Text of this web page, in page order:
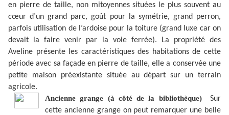
en pierre de taille, non mitoyennes situées le plus souvent au
cœur d’un grand parc, goût pour la symétrie, grand perron,
parfois utilisation de l’ardoise pour la toiture (grand luxe car on
devait la faire venir par la voie ferrée). La propriété des
Aveline présente les caractéristiques des habitations de cette
période avec sa façade en pierre de taille, elle a conservée une
petite maison préexistante située au départ sur un terrain
agricole.
Ancienne grange (à côté de la bibliothèque)
Sur
cette ancienne grange on peut remarquer une belle